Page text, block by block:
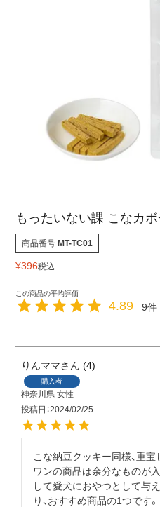
もったいない課 こなカ
商品番号 MT-TC01
¥396税込
4.89 9
りんママ 4
購入者
神奈川県 女性
投稿日 2024/02/25
こな納豆クッキー同様、重
ワンの商品は余分なものが
して愛犬におやつとして与
り、おすすめ商品の1つです。